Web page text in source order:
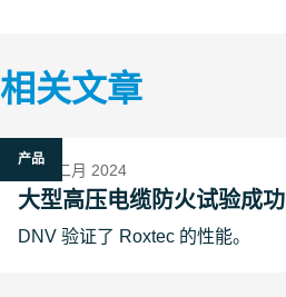
相关文章
产品
17 十二月 2024
大型高压电缆防火试验成功
DNV 验证了 Roxtec 的性能。